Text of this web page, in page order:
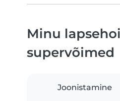
Minu
supervõimed
Joonistamine